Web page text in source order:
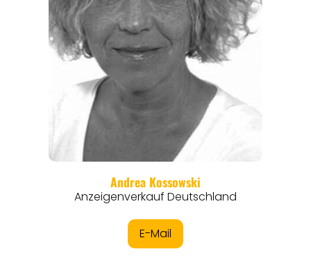
REGIONEN